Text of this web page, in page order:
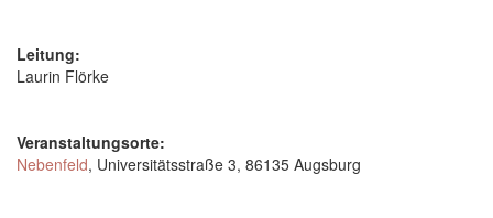
Leitung:
Laurin Flörke
Veranstaltungsorte:
Nebenfeld, Universitätsstraße 3, 86135 Augsburg